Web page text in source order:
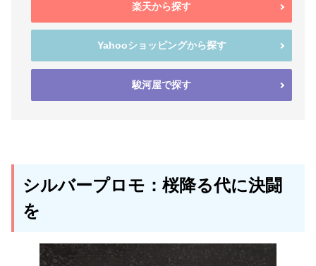
楽天から探す
Yahooショッピングから探す
駿河屋で探す
シルバープロモ：桜降る代に決闘
を